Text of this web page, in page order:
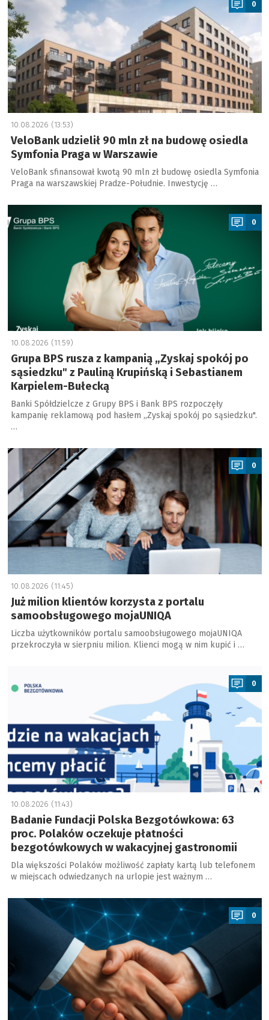
0
10.08.2026 (13:53)
VeloBank udzielił 90 mln zł na budowę osiedla
Symfonia Praga w Warszawie
VeloBank sfinansował kwotą 90 mln zł budowę osiedla Symfonia
Praga na warszawskiej Pradze-Południe. Inwestycję …
a
0
10.08.2026 (11:59)
Grupa BPS rusza z kampanią „Zyskaj spokój po
sąsiedzku" z Pauliną Krupińską i Sebastianem
Karpielem-Bułecką
Banki Spółdzielcze z Grupy BPS i Bank BPS rozpoczęły
kampanię reklamową pod hasłem „Zyskaj spokój po sąsiedzku".
…
a
0
10.08.2026 (11:45)
Już milion klientów korzysta z portalu
samoobsługowego mojaUNIQA
Liczba użytkowników portalu samoobsługowego mojaUNIQA
przekroczyła w sierpniu milion. Klienci mogą w nim kupić i …
0
10.08.2026 (11:43)
Badanie Fundacji Polska Bezgotówkowa: 63
proc. Polaków oczekuje płatności
bezgotówkowych w wakacyjnej gastronomii
Dla większości Polaków możliwość zapłaty kartą lub telefonem
w miejscach odwiedzanych na urlopie jest ważnym …
a
0